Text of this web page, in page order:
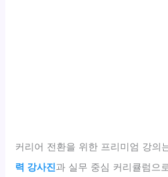
커리어 전환을 위한 프리미엄 강의
력 강사진과 실무 중심 커리큘럼으